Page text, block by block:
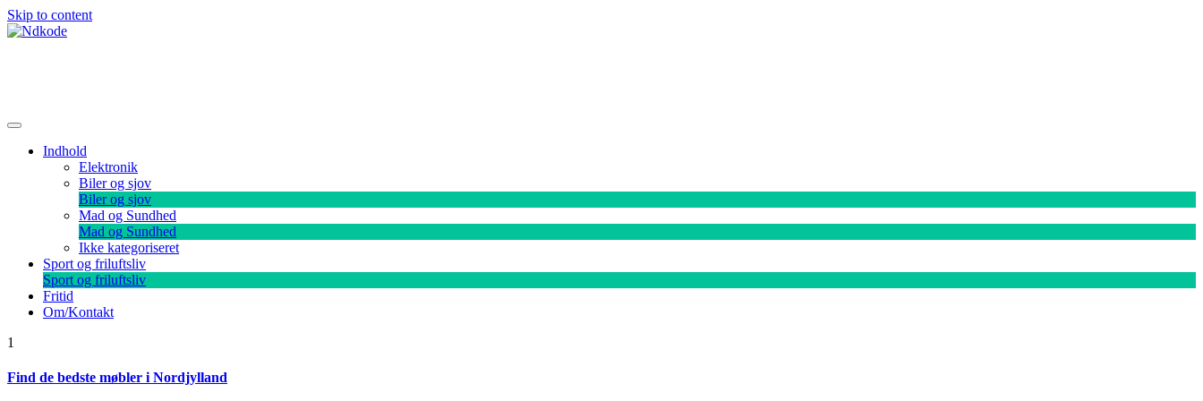
Skip to content
Indhold
Elektronik
Biler og sjov
Biler og sjov
Mad og Sundhed
Mad og Sundhed
Ikke kategoriseret
Sport og friluftsliv
Sport og friluftsliv
Fritid
Om/Kontakt
1
Find de bedste møbler i Nordjylland